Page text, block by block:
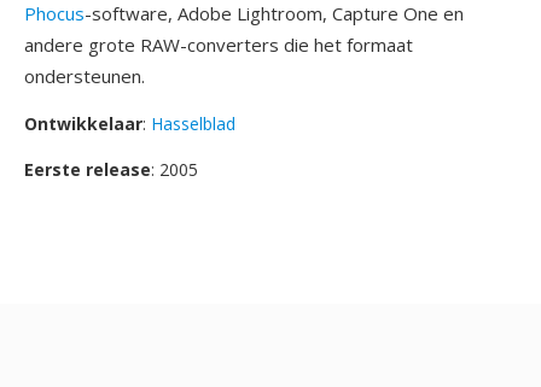
Phocus-software, Adobe Lightroom, Capture One en
andere grote RAW-converters die het formaat
ondersteunen.
Ontwikkelaar: Hasselblad
Eerste release: 2005